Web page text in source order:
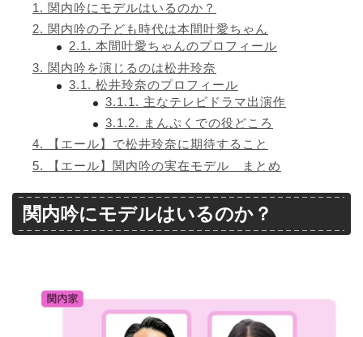
1. 関内吟にモデルはいるのか？
2. 関内吟の子ども時代は本間叶愛ちゃん
2.1. 本間叶愛ちゃんのプロフィール
3. 関内吟を演じるのは松井玲奈
3.1. 松井玲奈のプロフィール
3.1.1. 主なテレビドラマ出演作
3.1.2. まんぷくでの役どころ
4.
【エール】で松井玲奈に期待すること
5.
【エール】関内吟の実在モデル まとめ
関内吟にモデルはいるのか？